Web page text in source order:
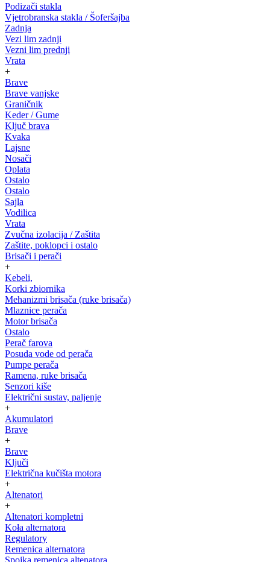
Podizači stakla
Vjetrobranska stakla / Šoferšajba
Zadnja
Vezi lim zadnji
Vezni lim prednji
Vrata
+
Brave
Brave vanjske
Graničnik
Keder / Gume
Ključ brava
Kvaka
Lajsne
Nosači
Oplata
Ostalo
Ostalo
Sajla
Vodilica
Vrata
Zvučna izolacija / Zaštita
Zaštite, poklopci i ostalo
Brisači i perači
+
Kebeli,
Korki zbiornika
Mehanizmi brisača (ruke brisača)
Mlaznice perača
Motor brisača
Ostalo
Perač farova
Posuda vode od perača
Pumpe perača
Ramena, ruke brisača
Senzori kiše
Električni sustav, paljenje
+
Akumulatori
Brave
+
Brave
Ključi
Električna kučišta motora
+
Altenatori
+
Altenatori kompletni
Koła alternatora
Regulatory
Remenica alternatora
Spojka remenica altenatora